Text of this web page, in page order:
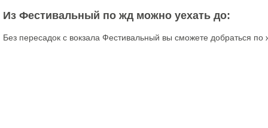
Из Фестивальный по жд можно уехать до:
Без пересадок с вокзала Фестивальный вы сможете добраться